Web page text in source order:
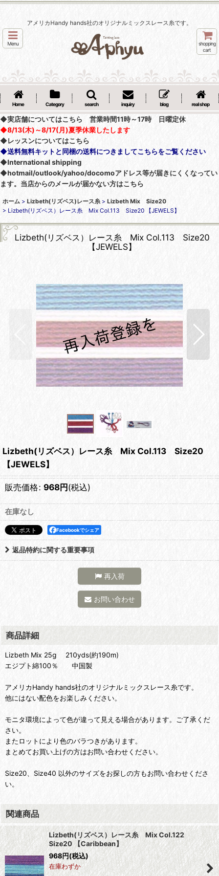
アメリカHandy hands社のオリジナルミックスレース糸です。
Menu
shopping
cart
Home Category search inquiry blog real shop
◆実店舗についてはこちら 営業時間11時～17時 日曜定休
◆8/13(木)～8/17(月)夏季休業したします
◆レッスンについてはこちら
◆送料無料キットと同梱の送料につきましてこちらをご覧ください
◆International shipping
◆hotmail/outlook/yahoo/docomoアドレス等が届きにくくなってい
ます。当店からのメールが届かない方はこちら
ホーム > Lizbeth(リズベス)レース糸 > Lizbeth Mix Size20
> Lizbeth(リズベス）レース糸 Mix Col.113 Size20 【JEWELS】
Lizbeth(リズベス）レース糸 Mix Col.113 Size20
【JEWELS】
Lizbeth(リズベス）レース糸 Mix Col.113 Size20
【JEWELS】
販売価格: 968円(税込)
在庫なし
Facebookでシェア
返品特約に関する重要事項
再入荷
お問い合わせ
商品詳細
Lizbeth Mix 25g 210yds(約190m)
エジプト綿100％ 中国製
アメリカHandy hands社のオリジナルミックスレース糸です。
他にはない配色をお楽しみください。
モニタ環境によって色が違って見える場合があります。ご了承くだ
さい。
またロットにより色のバラつきがあります。
まとめてお買い上げの方はお問い合わせください。
Size20、Size40 以外のサイズをお探しの方もお問い合わせくださ
い。
関連商品
Lizbeth(リズベス）レース糸 Mix Col.122
Size20 【Caribbean】
968円(税込)
在庫わずか